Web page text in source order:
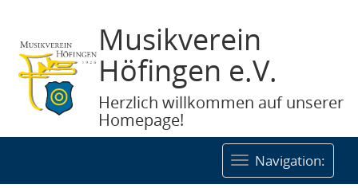
Musikverein
Höfingen e.V.
Herzlich willkommen auf unserer
Homepage!
Navigation: